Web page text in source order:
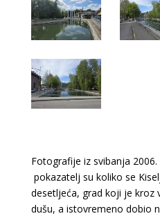
Fotografije iz svibanja 2006.
pokazatelj su koliko se
desetljeća, grad koji je kroz
dušu, a istovremeno dobio